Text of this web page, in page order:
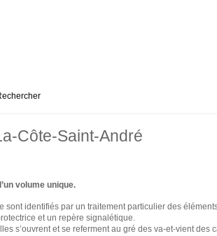
Côte-Saint-André
volume unique.
sont identifiés par un traitement particulier des
et un repère signalétique.
s’ouvrent et se referment au gré des va-et-vient des